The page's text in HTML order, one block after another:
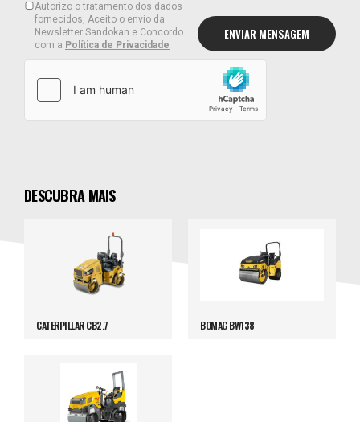
Autorizo o tratamento dos dados
fornecidos, Aceito o envio da
Newsletter Sandokan e Concordo
com a Política de Privacidade
DESCUBRA MAIS
CATERPILLAR CB2.7 BOMAG BW138